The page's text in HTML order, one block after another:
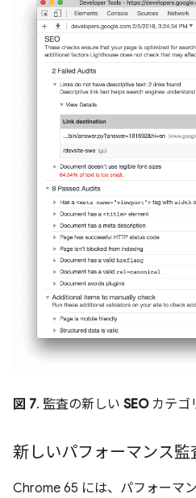
図 7. 監査の新しい SEOカテゴ
新しいパフォーマンス監
Chrome 65 には、パフォーマ